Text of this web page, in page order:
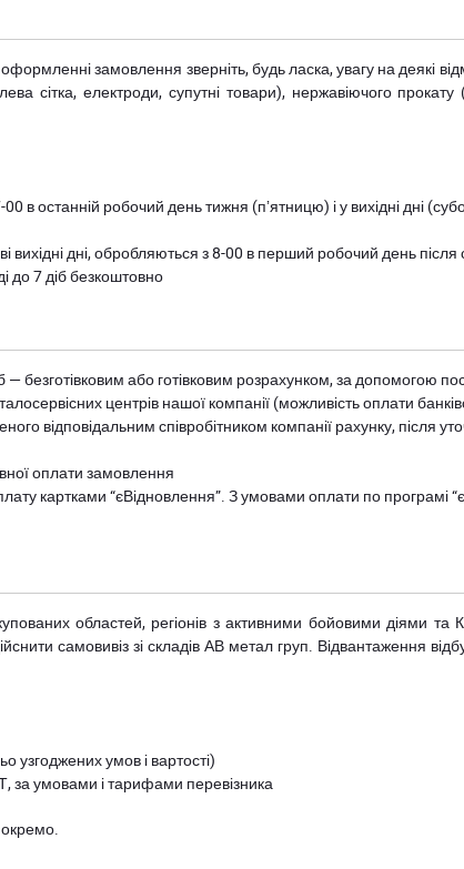
замовлення зверніть, будь ласка, увагу на деякі
сітка, електроди, супутні товари), нержавіючого
00 в останній робочий день тижня (пʼятницю) і у вихідні дні
вихідні дні, обробляються з 8-00 в перший робочий день після
до 7 діб безкоштовно
безготівковим або готівковим розрахунком, за допомогою
центрів нашої компанії (можливість оплати
відповідальним співробітником компанії рахунку, після
оплати замовлення
картками “єВідновлення”. З умовами оплати по програмі
областей, регіонів з активними бойовими діями
самовивіз зі складів АВ метал груп. Відвантаження
узгоджених умов і вартості)
за умовами і тарифами перевізника
окремо.